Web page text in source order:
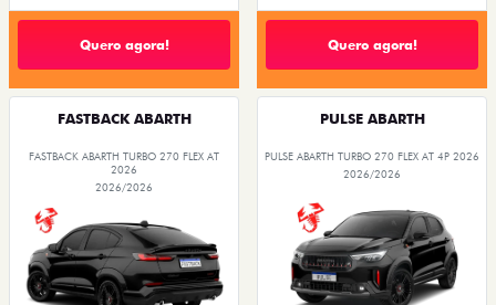
Quero agora! Quero agora!
FASTBACK ABARTH
FASTBACK ABARTH TURBO 270 FLEX AT
2026
2026/2026
PULSE ABARTH
PULSE ABARTH TURBO 270 FLEX AT 4P 2026
2026/2026